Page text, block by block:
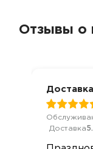
Отзывы о
Доставка